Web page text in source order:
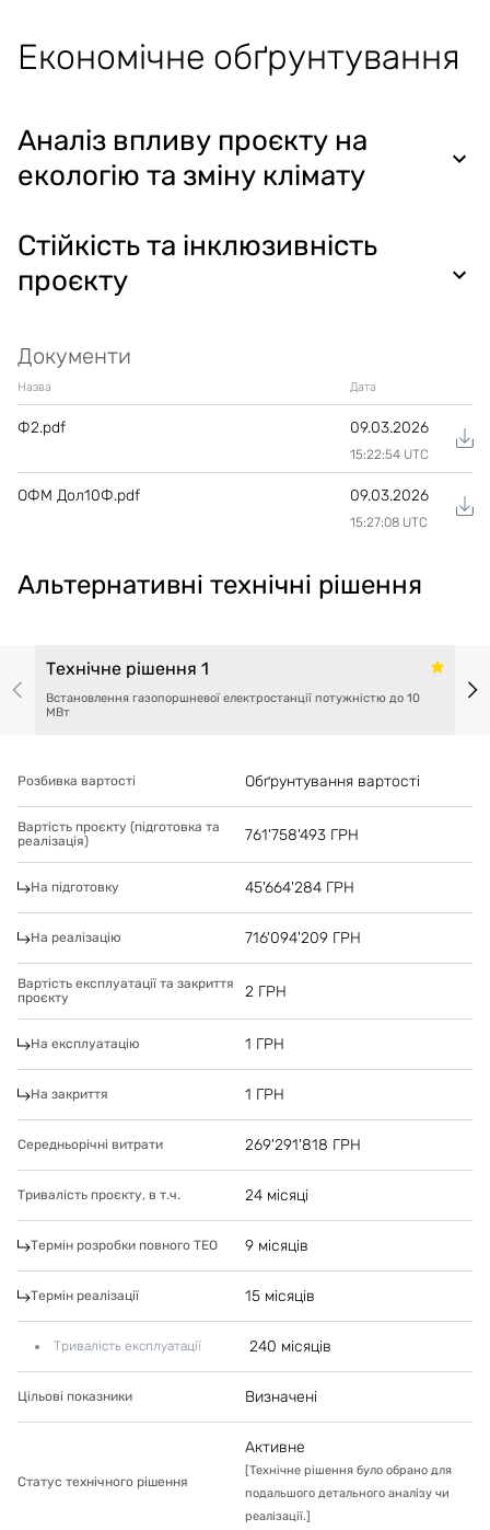
Економічне обґрунтування
Аналіз впливу проєкту на
екологію та зміну клімату
Стійкість та інклюзивність
проєкту
Документи
Назва Дата
Ф2.pdf 09.03.2026
15:22:54 UTC
ОФМ Дол10Ф.pdf 09.03.2026
15:27:08 UTC
Альтернативні технічні рішення
Технічне рішення 1
Встановлення газопоршневої електростанції потужністю до 10
МВт
Розбивка вартості Обґрунтування вартості
Вартість проєкту (підготовка та
реалізація)
761'758'493 ГРН
На підготовку 45'664'284 ГРН
На реалізацію 716'094'209 ГРН
Вартість експлуатації та закриття
проєкту
2 ГРН
На експлуатацію 1 ГРН
На закриття 1 ГРН
Середньорічні витрати 269'291'818 ГРН
Тривалість проєкту, в т.ч. 24 місяці
Термін розробки повного ТЕО 9 місяців
Термін реалізації 15 місяців
Тривалість експлуатації 240 місяців
Цільові показники Визначені
Статус технічного рішення
Активне
[Технічне рішення було обрано для
подальшого детального аналізу чи
реалізації.]